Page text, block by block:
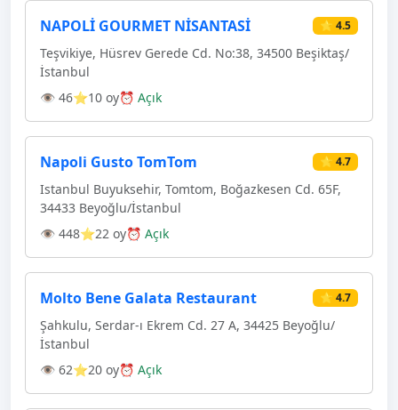
NAPOLİ GOURMET NİSANTASİ ⭐ 4.5
Teşvikiye, Hüsrev Gerede Cd. No:38, 34500 Beşiktaş/
İstanbul
👁 46⭐10 oy⏰ Açık
Napoli Gusto TomTom ⭐ 4.7
Istanbul Buyuksehir, Tomtom, Boğazkesen Cd. 65F,
34433 Beyoğlu/İstanbul
👁 448⭐22 oy⏰ Açık
Molto Bene Galata Restaurant ⭐ 4.7
Şahkulu, Serdar-ı Ekrem Cd. 27 A, 34425 Beyoğlu/
İstanbul
👁 62⭐20 oy⏰ Açık